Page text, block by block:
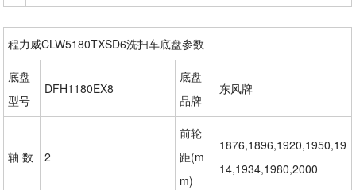
程力威CLW5180TXSD6洗扫车底盘参数
底盘
型号
DFH1180EX8
底盘
品牌
东风牌
轴 数 2
前轮
距(m
m)
1876,1896,1920,1950,19
14,1934,1980,2000